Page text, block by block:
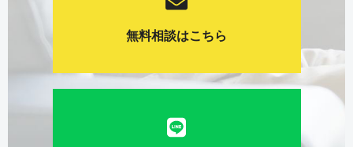
無料相談はこちら